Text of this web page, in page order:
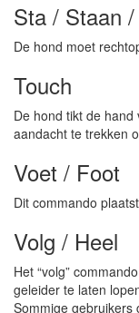
Sta / Staan
De hond moet
Touch
De hond tikt de
aandacht te trekken
Voet / Foot
Dit commando
Volg / Heel
Het “volg”
geleider te laten
Sommige gebruikers